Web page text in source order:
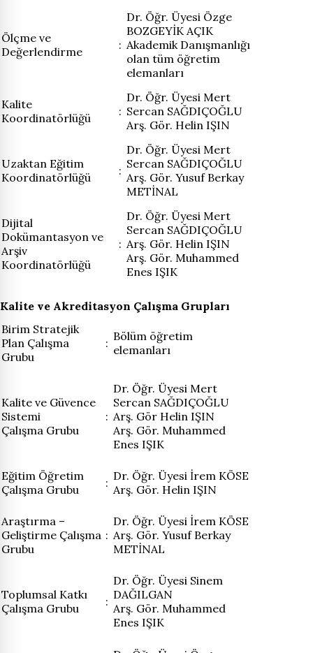
Ölçme ve
Değerlendirme
:
Dr. Öğr. Üyesi Özge
BOZGEYİK AÇIK
Akademik Danışmanlığı
olan tüm öğretim
elemanları
Kalite
Koordinatörlüğü
:
Dr. Öğr. Üyesi Mert
Sercan SAĞDIÇOĞLU
Arş. Gör. Helin IŞIN
Uzaktan Eğitim
Koordinatörlüğü
:
Dr. Öğr. Üyesi Mert
Sercan SAĞDIÇOĞLU
Arş. Gör. Yusuf Berkay
METİNAL
Dijital
Dokümantasyon ve
Arşiv
Koordinatörlüğü
:
Dr. Öğr. Üyesi Mert
Sercan SAĞDIÇOĞLU
Arş. Gör. Helin IŞIN
Arş. Gör. Muhammed
Enes IŞIK
Kalite ve Akreditasyon Çalışma Grupları
Birim Stratejik
Plan Çalışma
Grubu
: Bölüm öğretim
elemanları
Kalite ve Güvence
Sistemi
Çalışma Grubu
:
Dr. Öğr. Üyesi Mert
Sercan SAĞDIÇOĞLU
Arş. Gör Helin IŞIN
Arş. Gör. Muhammed
Enes IŞIK
Eğitim Öğretim
Çalışma Grubu
: Dr. Öğr. Üyesi İrem KÖSE
Arş. Gör. Helin IŞIN
Araştırma –
Geliştirme Çalışma
Grubu
:
Dr. Öğr. Üyesi İrem KÖSE
Arş. Gör. Yusuf Berkay
METİNAL
Toplumsal Katkı
Çalışma Grubu
:
Dr. Öğr. Üyesi Sinem
DAĞILGAN
Arş. Gör. Muhammed
Enes IŞIK